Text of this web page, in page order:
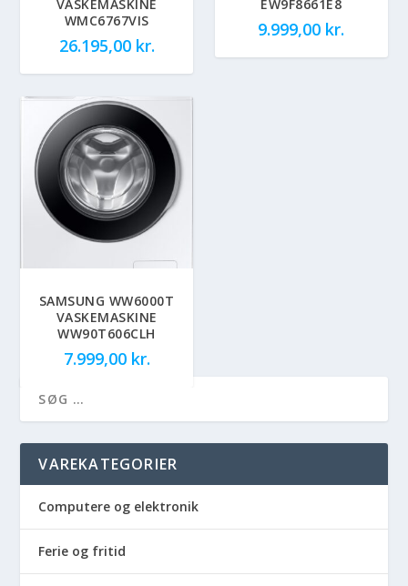
VASKEMASKINE
WMC6767VIS
26.195,00 kr.
EW9F8661E8
9.999,00 kr.
SAMSUNG WW6000T
VASKEMASKINE
WW90T606CLH
7.999,00 kr.
VAREKATEGORIER
Computere og elektronik
Ferie og fritid